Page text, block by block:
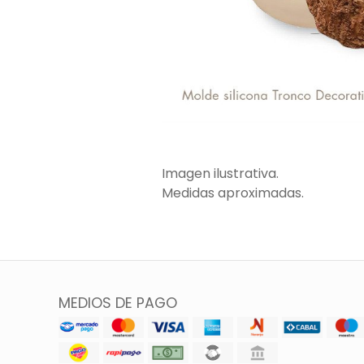
Imagen ilustrativa.
Medidas aproximadas.
MEDIOS DE PAGO